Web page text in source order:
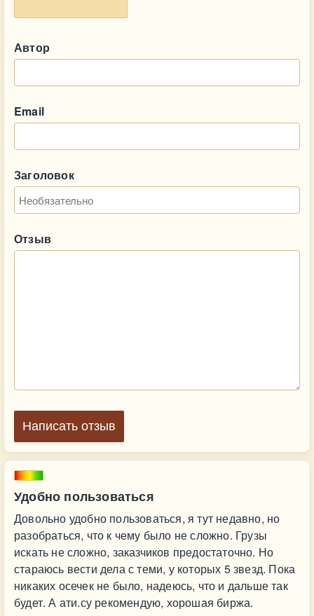
Удобно пользоваться
Довольно удобно пользоваться, я тут недавно, но
разобраться, что к чему было не сложно. Грузы
искать не сложно, заказчиков предостаточно. Но
стараюсь вести дела с теми, у которых 5 звезд. Пока
никаких осечек не было, надеюсь, что и дальше так
будет. А ати.су рекомендую, хорошая биржа.
Автор
Email
Заголовок
Отзыв
Написать отзыв